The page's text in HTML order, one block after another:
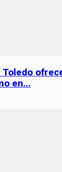
Toledo
en...